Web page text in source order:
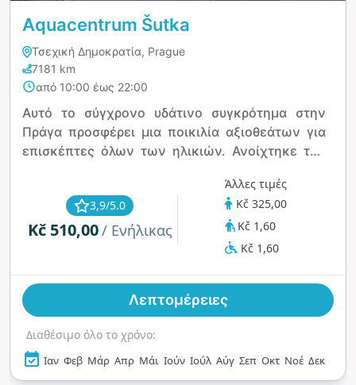
Aquacentrum Šutka
Τσεχική Δημοκρατία, Prague
7181 km
από 10:00 έως 22:00
Αυτό το σύγχρονο υδάτινο συγκρότημα στην
Πράγα προσφέρει μια ποικιλία αξιοθεάτων για
επισκέπτες όλων των ηλικιών. Ανοίχτηκε τον
πισίνα 50 μέτρων, υδρομασάζ, άγριο ποτάμι, δύο
νεροτσουλήθρες, πισίνα χαλάρωσης και παιδική
πισίνα με νεροτσουλήθρες. Το συγκρότημα
περιλαμβάνει επίσης μια ειδική εκπαιδευτική
σάουνες και ατμόλουτρα για τους λάτρεις της
ευεξίας. Η προσβασιμότητα αποτελεί
πλήρως προσβάσιμο, εξασφαλίζοντας μια
φιλόξενη εμπειρία για όλους. Είτε αναζητάτε
διασκέδαση, χαλάρωση ή ευεξία, αυτό το
3,9/5.0
Kč 510,00/ Ενήλικας
Άλλες τιμές
Kč 325,00
Kč 1,60
Kč 1,60
Λεπτομέρειες
Διαθέσιμο όλο το χρόνο:
Ιαν Φεβ Μάρ Απρ Μάι Ιούν Ιούλ Αύγ Σεπ Οκτ Νοέ Δεκ